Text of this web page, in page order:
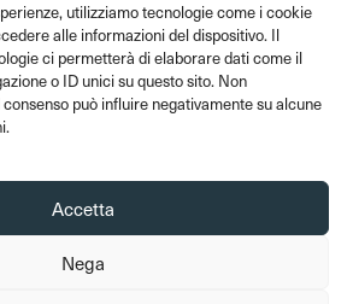
utilizziamo tecnologie come i cookie
alle informazioni del dispositivo. Il
ci permetterà di elaborare dati come il
o ID unici su questo sito. Non
può influire negativamente su alcune
Accetta
Nega